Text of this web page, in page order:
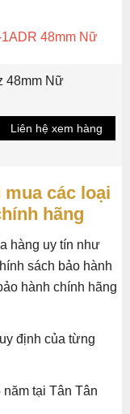
48mm Nữ
48mm Nữ
Liên hệ xem hàng
mua các loại
hãng
hàng uy tín như
sách bảo hành
hành chính hãng
định của từng
tại Tân Tân